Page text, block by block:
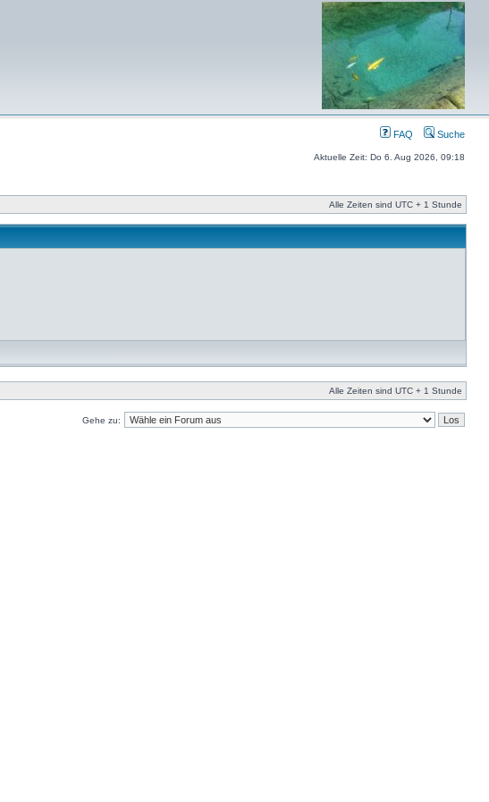
FAQ Suche
Aktuelle Zeit: Do 6. Aug 2026, 09:18
Alle Zeiten sind UTC + 1 Stunde
Alle Zeiten sind UTC + 1 Stunde
Gehe zu: